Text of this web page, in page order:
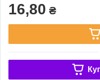
16,80 ₴